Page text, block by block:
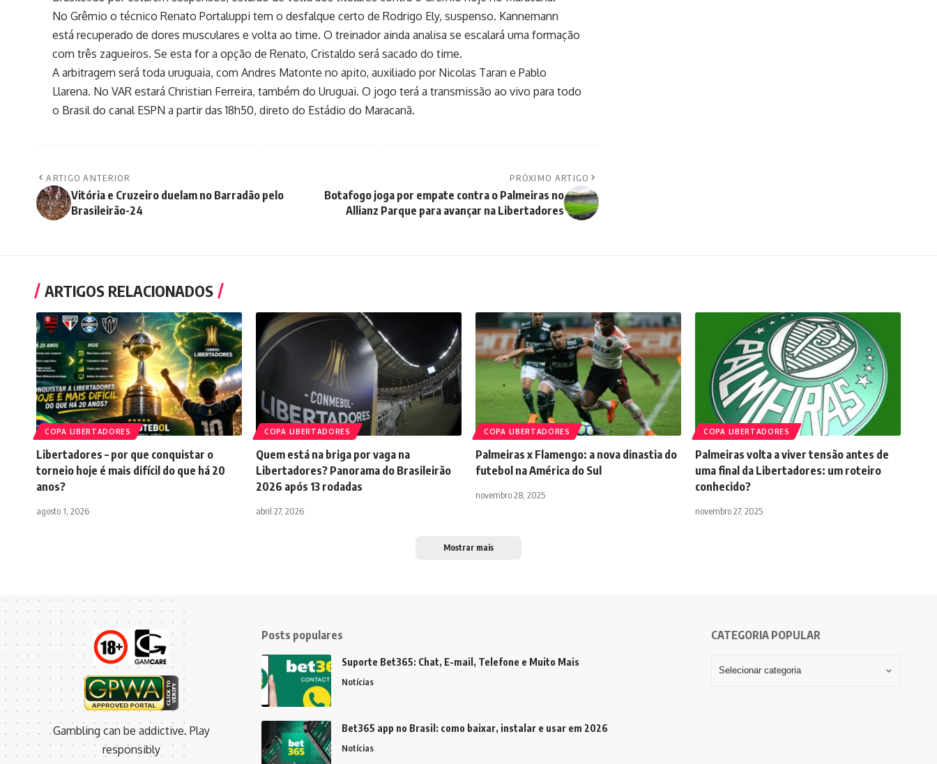
No Grêmio o técnico Renato Portaluppi tem o desfalque certo de Rodrigo Ely, suspenso. Kannemann
está recuperado de dores musculares e volta ao time. O treinador ainda analisa se escalará uma formação
com três zagueiros. Se esta for a opção de Renato, Cristaldo será sacado do time.
A arbitragem será toda uruguaia, com Andres Matonte no apito, auxiliado por Nicolas Taran e Pablo
Llarena. No VAR estará Christian Ferreira, também do Uruguai. O jogo terá a transmissão ao vivo para todo
o Brasil do canal ESPN a partir das 18h50, direto do Estádio do Maracanã.
ARTIGO ANTERIOR
Vitória e Cruzeiro duelam no Barradão pelo
Brasileirão-24
PRÓXIMO ARTIGO
Botafogo joga por empate contra o Palmeiras no
Allianz Parque para avançar na Libertadores
ARTIGOS RELACIONADOS
COPA LIBERTADORES
Libertadores – por que conquistar o
torneio hoje é mais difícil do que há 20
anos?
agosto 1, 2026
COPA LIBERTADORES
Quem está na briga por vaga na
Libertadores? Panorama do Brasileirão
2026 após 13 rodadas
abril 27, 2026
COPA LIBERTADORES
Palmeiras x Flamengo: a nova dinastia do
futebol na América do Sul
novembro 28, 2025
COPA LIBERTADORES
Palmeiras volta a viver tensão antes de
uma final da Libertadores: um roteiro
conhecido?
novembro 27, 2025
Mostrar mais
Gambling can be addictive. Play
responsibly
Posts populares
Suporte Bet365: Chat, E-mail, Telefone e Muito Mais
Notícias
Bet365 app no Brasil: como baixar, instalar e usar em 2026
Notícias
CATEGORIA POPULAR